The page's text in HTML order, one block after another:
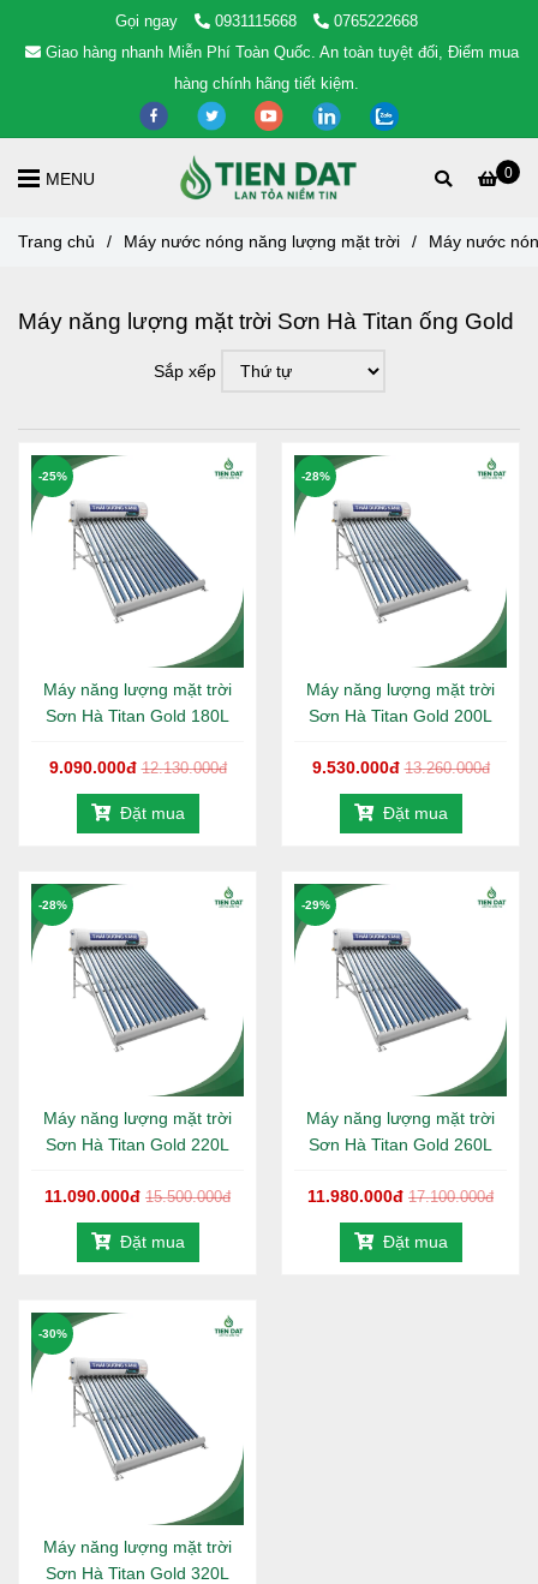
Gọi ngay 0931115668
0765222668
Giao hàng nhanh Miễn Phí Toàn Quốc. An toàn tuyệt đối, Điểm mua
hàng chính hãng tiết kiệm.
0
MENU
Trang chủ / Máy nước nóng năng lượng mặt trời / Máy nước
Máy năng lượng mặt trời Sơn Hà Titan ống Gold
Sắp xếp
Máy năng lượng mặt trời
Sơn Hà Titan Gold 180L
9.090.000đ 12.130.000đ
-25%
Đặt mua
Máy năng lượng mặt trời
Sơn Hà Titan Gold 200L
9.530.000đ 13.260.000đ
-28%
Đặt mua
Máy năng lượng mặt trời
Sơn Hà Titan Gold 220L
11.090.000đ 15.500.000đ
-28%
Đặt mua
Máy năng lượng mặt trời
Sơn Hà Titan Gold 260L
11.980.000đ 17.100.000đ
-29%
Đặt mua
Máy năng lượng mặt trời
Sơn Hà Titan Gold 320L
-30%